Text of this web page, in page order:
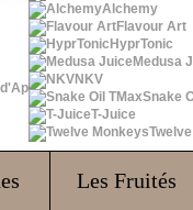
Alchemy
Flavour Art
HyprTonic
Medusa
NKV
Snake
T-Juice
Les Fruités